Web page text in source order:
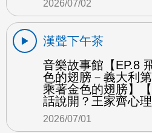
2026/07/02
漢聲下午茶
音樂故事館【EP.8
色的翅膀－義大利
乘著金色的翅膀】
話說開？王家齊心
2026/07/01